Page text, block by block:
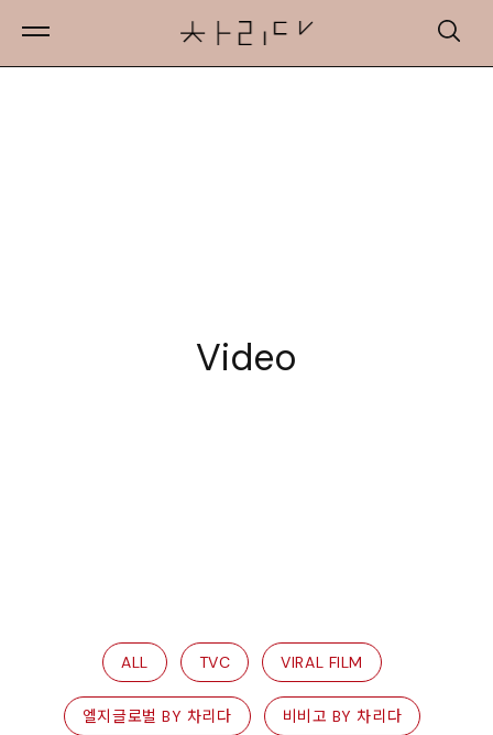
ALL TVC VIRAL FILM
엘지글로벌 BY 차리다 비비고 BY 차리다